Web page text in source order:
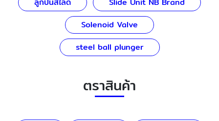
Solenoid Valve
steel ball plunger
ตราสินค้า